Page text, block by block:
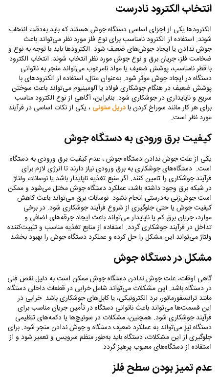
انتخاب الکترود نادرست
الکترودها یکی از اجزای اساسی دستگاه جوش هستند که باید به‌دقت انتخاب
شوند. استفاده از الکترود نامناسب برای نوع فلز مورد نظر می‌تواند باعث
جوش ندادن یا ایجاد جوش‌های ضعیف شود. الکترودها باید با توجه به نوع و
ضخامت فلز، جریان برق و نوع جوش مورد نظر انتخاب شوند. انتخاب الکترود
با قطر نامناسب، پوشش ضعیف یا مواد نامرغوب می‌تواند منجر به ناتوانی
دستگاه در ایجاد جوش موثر شود. به‌عنوان مثال، استفاده از الکترودهای با
پوشش ضعیف در هنگام جوشکاری فولاد یا آلومینیوم می‌تواند باعث سوختن
سریع و ناپایداری در جوشکاری شود. بنابراین، آگاهی از نوع الکترود مناسب
برای هر کار مانند سوراخ کردن بادریل ستونی ، یکی از نکات اساسی در فرآیند
مورد نظر است.
کیفیت برق ورودی به دستگاه جوش
یکی از علت جوش ندادن دستگاه جوش ، عدم کیفیت برق ورودی به دستگاه
است. دستگاه‌های جوشکاری به برق ورودی نیاز دارند تا انرژی لازم برای
فرآیند جوشکاری را تامین کنند. اگر منبع تغذیه ناپایدار باشد یا نوسانات ولتاژ
در شبکه برق وجود داشته باشد، عملکرد دستگاه جوش مختل می‌شود و ممکن
است جوش‌زنی به‌درستی انجام نشود. نوسانات برق می‌تواند باعث کاهش
کیفیت جوش یا حتی جلوگیری از شروع فرآیند جوشکاری شود. در برخی
موارد، جریان برق کم یا ناپایدار می‌تواند باعث ایجاد جرقه‌های اضافی و
تداخل در فرآیند جوشکاری گردد. استفاده از منابع تغذیه مناسب و تثبیت‌کننده
ولتاژ می‌تواند این مشکل را حل کرده و عملکرد دستگاه جوش را بهبود بخشد.
مشکل در دستگاه جوش
گاهی اوقات، علت جوش ندادن دستگاه جوش ممکن است به دلیل نقص فنی
در دستگاه باشد. این مشکلات می‌تواند شامل خرابی در قطعات داخلی دستگاه
مانند ترانسفورماتور، برد الکترونیکی، یا کابل‌های جوشکاری باشد. خرابی در
این قسمت‌ها می‌تواند باعث ناتوانی دستگاه در تأمین جریان مناسب برای
فرآیند جوشکاری شود. همچنین، مشکلات در سوئیچ‌ها یا دکمه‌های تنظیمی
دستگاه نیز می‌تواند به عملکرد ضعیف دستگاه و جوش ندادن منجر شود. برای
جلوگیری از این مشکلات، دستگاه باید به‌طور منظم سرویس و تعمیر شود و از
استفاده از دستگاه‌های معیوب پرهیز گردد.
عدم تمیز بودن سطح فلز